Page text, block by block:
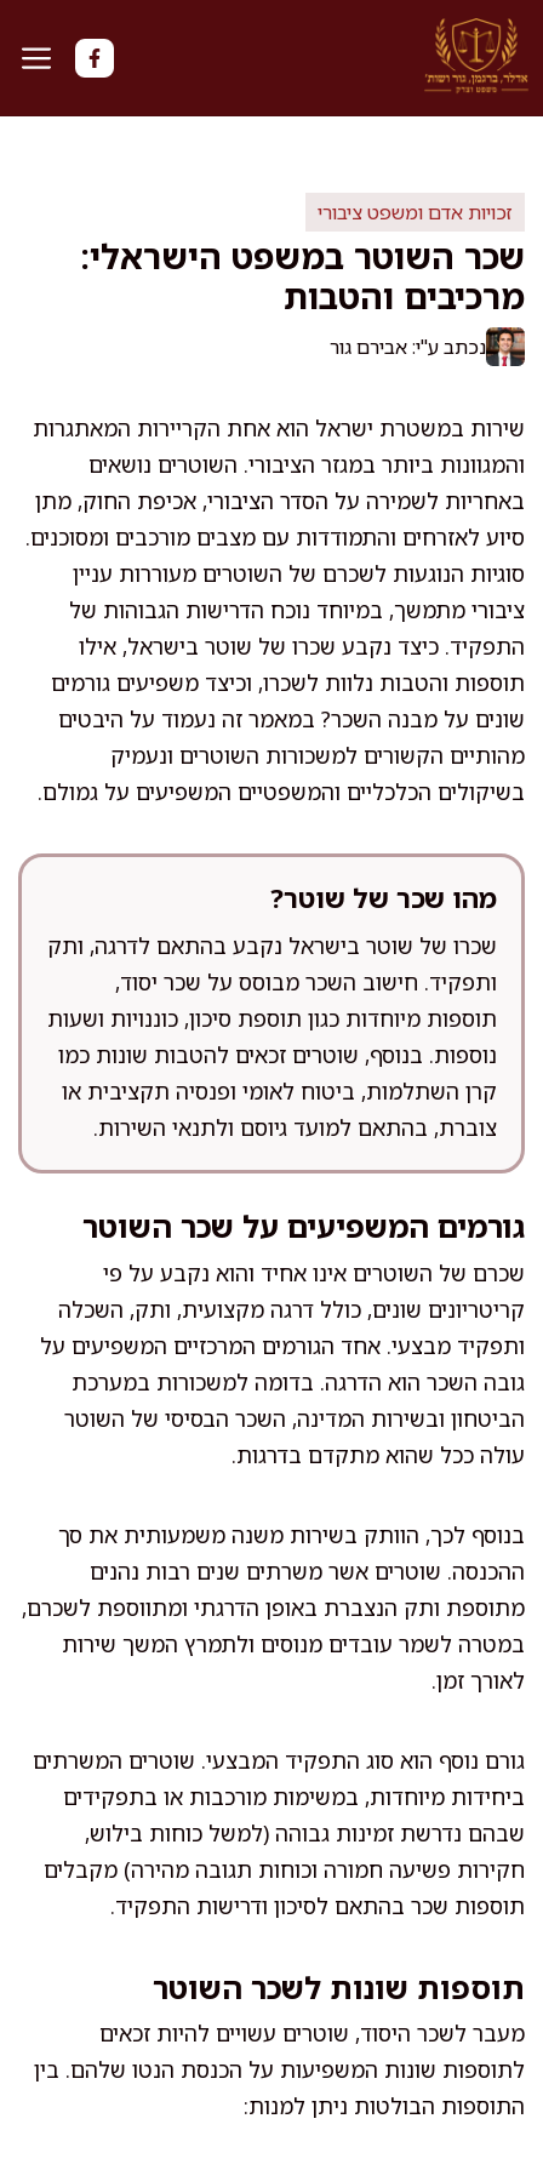
לדלג
לתוכן
זכויות אדם ומשפט ציבורי
שכר השוטר במשפט הישראלי:
מרכיבים והטבות
נכתב ע"י: אבירם גור
שירות במשטרת ישראל הוא אחת הקריירות המאתגרות
והמגוונות ביותר במגזר הציבורי. השוטרים נושאים
באחריות לשמירה על הסדר הציבורי, אכיפת החוק, מתן
סיוע לאזרחים והתמודדות עם מצבים מורכבים ומסוכנים.
סוגיות הנוגעות לשכרם של השוטרים מעוררות עניין
ציבורי מתמשך, במיוחד נוכח הדרישות הגבוהות של
התפקיד. כיצד נקבע שכרו של שוטר בישראל, אילו
תוספות והטבות נלוות לשכרו, וכיצד משפיעים גורמים
שונים על מבנה השכר? במאמר זה נעמוד על היבטים
מהותיים הקשורים למשכורות השוטרים ונעמיק
בשיקולים הכלכליים והמשפטיים המשפיעים על גמולם.
מהו שכר של שוטר?
שכרו של שוטר בישראל נקבע בהתאם לדרגה, ותק
ותפקיד. חישוב השכר מבוסס על שכר יסוד,
תוספות מיוחדות כגון תוספת סיכון, כוננויות ושעות
נוספות. בנוסף, שוטרים זכאים להטבות שונות כמו
קרן השתלמות, ביטוח לאומי ופנסיה תקציבית או
צוברת, בהתאם למועד גיוסם ולתנאי השירות.
גורמים המשפיעים על שכר השוטר
שכרם של השוטרים אינו אחיד והוא נקבע על פי
קריטריונים שונים, כולל דרגה מקצועית, ותק, השכלה
ותפקיד מבצעי. אחד הגורמים המרכזיים המשפיעים על
גובה השכר הוא הדרגה. בדומה למשכורות במערכת
הביטחון ובשירות המדינה, השכר הבסיסי של השוטר
עולה ככל שהוא מתקדם בדרגות.
בנוסף לכך, הוותק בשירות משנה משמעותית את סך
ההכנסה. שוטרים אשר משרתים שנים רבות נהנים
מתוספת ותק הנצברת באופן הדרגתי ומתווספת לשכרם,
במטרה לשמר עובדים מנוסים ולתמרץ המשך שירות
לאורך זמן.
גורם נוסף הוא סוג התפקיד המבצעי. שוטרים המשרתים
ביחידות מיוחדות, במשימות מורכבות או בתפקידים
שבהם נדרשת זמינות גבוהה (למשל כוחות בילוש,
חקירות פשיעה חמורה וכוחות תגובה מהירה) מקבלים
תוספות שכר בהתאם לסיכון ודרישות התפקיד.
תוספות שונות לשכר השוטר
מעבר לשכר היסוד, שוטרים עשויים להיות זכאים
לתוספות שונות המשפיעות על הכנסת הנטו שלהם. בין
התוספות הבולטות ניתן למנות: